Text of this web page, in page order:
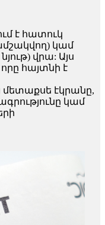
է հատուկ
կամ
վրա: Այս
հայտնի է
մետաքսե էկրանը,
կամ